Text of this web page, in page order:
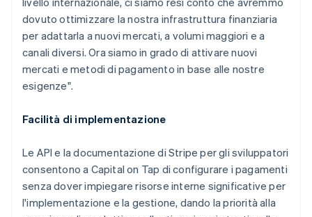
dovuto ottimizzare la nostra infrastruttura finanziaria
per adattarla a nuovi mercati, a volumi maggiori e a
canali diversi. Ora siamo in grado di attivare nuovi
mercati e metodi di pagamento in base alle nostre
esigenze".
Facilità di implementazione
Le API e la documentazione di Stripe per gli sviluppatori
consentono a Capital on Tap di configurare i pagamenti
senza dover impiegare risorse interne significative per
l'implementazione e la gestione, dando la priorità alla